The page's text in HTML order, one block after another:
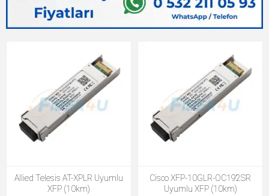
Allied Telesis AT-XPLR Uyumlu
XFP (10km)
Cisco XFP-10GLR-OC192SR
Uyumlu XFP (10km)